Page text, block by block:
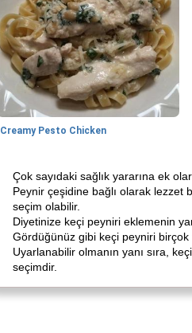
Creamy Pesto Chicken
Çok sayıdaki sağlık yararına ek
Peynir çeşidine bağlı olarak lezzet
seçim olabilir.
Diyetinize keçi peyniri eklemenin
Gördüğünüz gibi keçi peyniri birçok
Uyarlanabilir olmanın yanı sıra,
seçimdir.